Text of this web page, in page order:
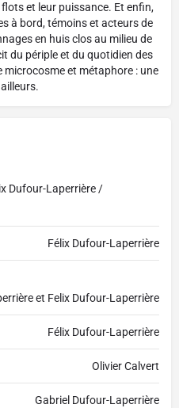
et leur puissance. Et enfin,
à bord, témoins et acteurs de
en huis clos au milieu de
du périple et du quotidien des
microcosme et métaphore : une
Dufour-Laperrière /
Félix Dufour-Laperrière
et Felix Dufour-Laperrière
Félix Dufour-Laperrière
Olivier Calvert
Gabriel Dufour-Laperrière